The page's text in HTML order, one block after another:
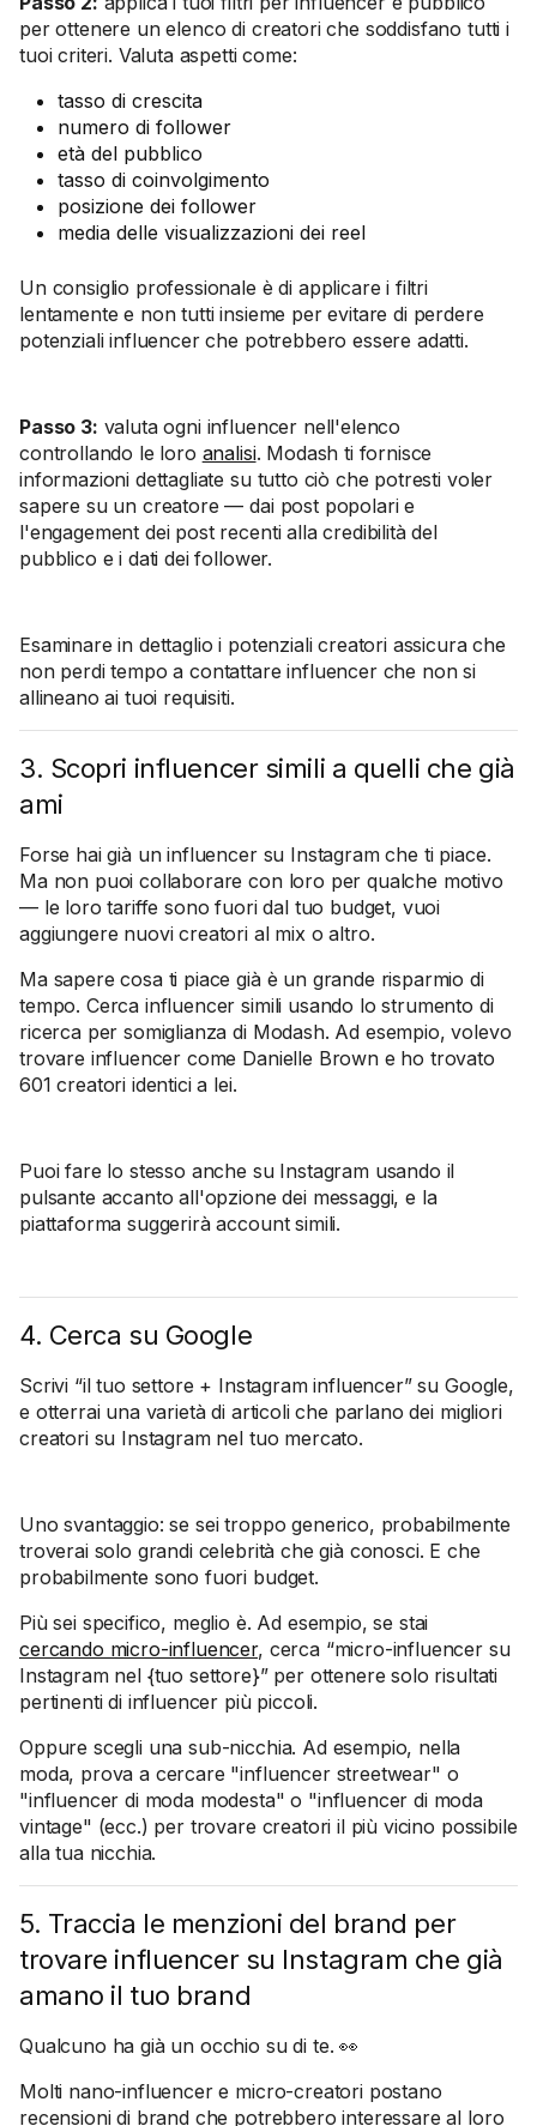
per ottenere un elenco di creatori che soddisfano tutti i
tuoi criteri. Valuta aspetti come:
tasso di crescita
numero di follower
età del pubblico
tasso di coinvolgimento
posizione dei follower
media delle visualizzazioni dei reel
Un consiglio professionale è di applicare i filtri
lentamente e non tutti insieme per evitare di perdere
potenziali influencer che potrebbero essere adatti.
Passo 3: valuta ogni influencer nell'elenco
controllando le loro analisi. Modash ti fornisce
informazioni dettagliate su tutto ciò che potresti voler
sapere su un creatore — dai post popolari e
l'engagement dei post recenti alla credibilità del
pubblico e i dati dei follower.
Esaminare in dettaglio i potenziali creatori assicura che
non perdi tempo a contattare influencer che non si
allineano ai tuoi requisiti.
3. Scopri influencer simili a quelli che già
ami
Forse hai già un influencer su Instagram che ti piace.
Ma non puoi collaborare con loro per qualche motivo
— le loro tariffe sono fuori dal tuo budget, vuoi
aggiungere nuovi creatori al mix o altro.
Ma sapere cosa ti piace già è un grande risparmio di
tempo. Cerca influencer simili usando lo strumento di
ricerca per somiglianza di Modash. Ad esempio, volevo
trovare influencer come Danielle Brown e ho trovato
601 creatori identici a lei.
Puoi fare lo stesso anche su Instagram usando il
pulsante accanto all'opzione dei messaggi, e la
piattaforma suggerirà account simili.
4. Cerca su Google
Scrivi “il tuo settore + Instagram influencer” su Google,
e otterrai una varietà di articoli che parlano dei migliori
creatori su Instagram nel tuo mercato.
Uno svantaggio: se sei troppo generico, probabilmente
troverai solo grandi celebrità che già conosci. E che
probabilmente sono fuori budget.
Più sei specifico, meglio è. Ad esempio, se stai
cercando micro-influencer, cerca “micro-influencer su
Instagram nel {tuo settore}” per ottenere solo risultati
pertinenti di influencer più piccoli.
Oppure scegli una sub-nicchia. Ad esempio, nella
moda, prova a cercare "influencer streetwear" o
"influencer di moda modesta" o "influencer di moda
vintage" (ecc.) per trovare creatori il più vicino possibile
alla tua nicchia.
5. Traccia le menzioni del brand per
trovare influencer su Instagram che già
amano il tuo brand
Qualcuno ha già un occhio su di te. 👀
Molti nano-influencer e micro-creatori postano
recensioni di brand che potrebbero interessare al loro